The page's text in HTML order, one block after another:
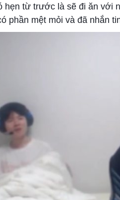
hẹn từ trước là sẽ đi ăn với
phần mệt mỏi và đã nhắn